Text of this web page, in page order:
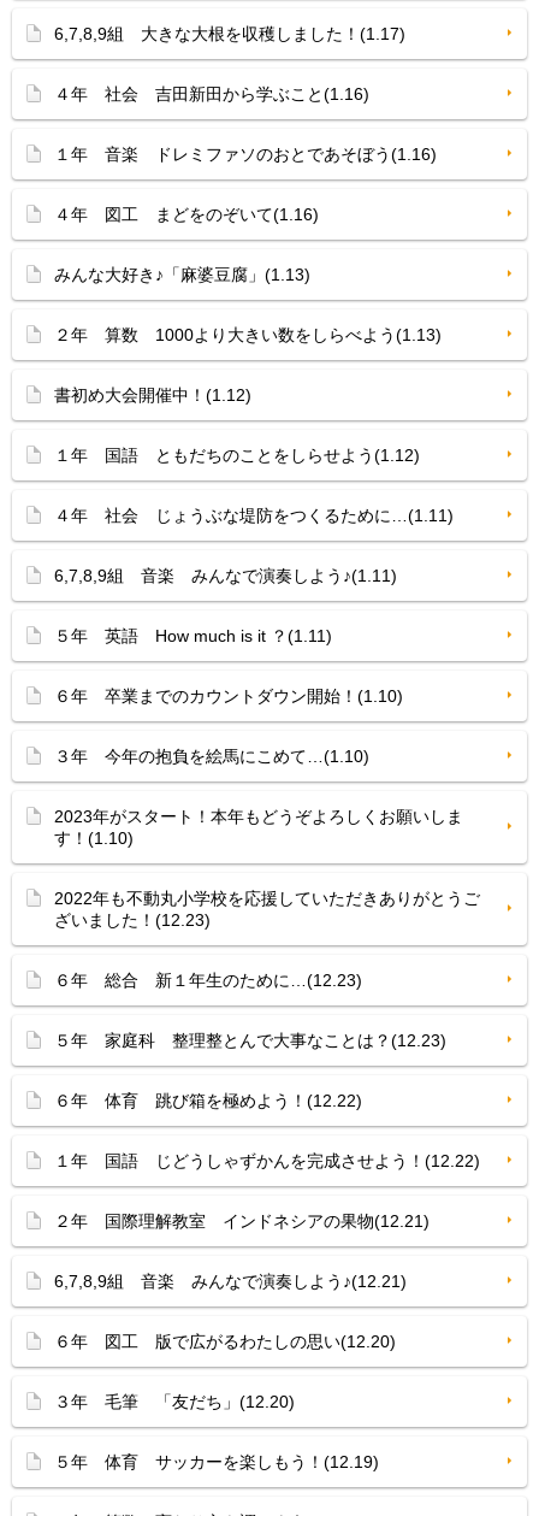
6,7,8,9組 大きな大根を収穫しました！(1.17)
４年 社会 吉田新田から学ぶこと(1.16)
１年 音楽 ドレミファソのおとであそぼう(1.16)
４年 図工 まどをのぞいて(1.16)
みんな大好き♪「麻婆豆腐」(1.13)
２年 算数 1000より大きい数をしらべよう(1.13)
書初め大会開催中！(1.12)
１年 国語 ともだちのことをしらせよう(1.12)
４年 社会 じょうぶな堤防をつくるために…(1.11)
6,7,8,9組 音楽 みんなで演奏しよう♪(1.11)
５年 英語 How much is it ？(1.11)
６年 卒業までのカウントダウン開始！(1.10)
３年 今年の抱負を絵馬にこめて…(1.10)
2023年がスタート！本年もどうぞよろしくお願いしま
す！(1.10)
2022年も不動丸小学校を応援していただきありがとうご
ざいました！(12.23)
６年 総合 新１年生のために…(12.23)
５年 家庭科 整理整とんで大事なことは？(12.23)
６年 体育 跳び箱を極めよう！(12.22)
１年 国語 じどうしゃずかんを完成させよう！(12.22)
２年 国際理解教室 インドネシアの果物(12.21)
6,7,8,9組 音楽 みんなで演奏しよう♪(12.21)
６年 図工 版で広がるわたしの思い(12.20)
３年 毛筆 「友だち」(12.20)
５年 体育 サッカーを楽しもう！(12.19)